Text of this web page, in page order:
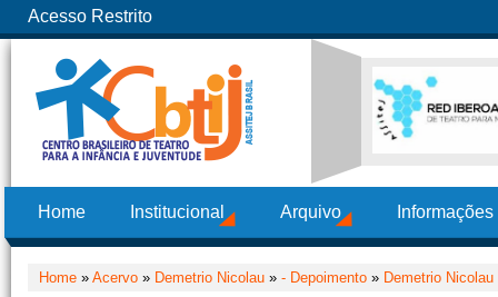
Acesso Restrito
Home Institucional Arquivo
Home » Acervo » Demetrio Nicolau » - Depoimento » Demetrio Nicolau